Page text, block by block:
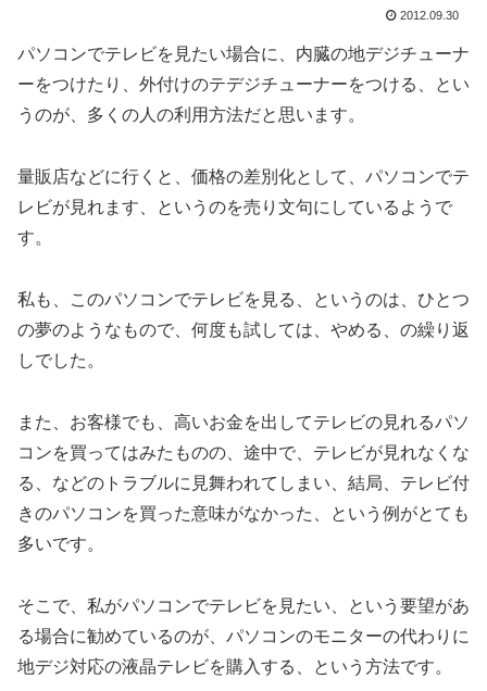
2012.09.30
パソコンでテレビを見たい場合に、内臓の地デジチューナ
ーをつけたり、外付けのテデジチューナーをつける、とい
うのが、多くの人の利用方法だと思います。
量販店などに行くと、価格の差別化として、パソコンでテ
レビが見れます、というのを売り文句にしているようで
す。
私も、このパソコンでテレビを見る、というのは、ひとつ
の夢のようなもので、何度も試しては、やめる、の繰り返
しでした。
また、お客様でも、高いお金を出してテレビの見れるパソ
コンを買ってはみたものの、途中で、テレビが見れなくな
る、などのトラブルに見舞われてしまい、結局、テレビ付
きのパソコンを買った意味がなかった、という例がとても
多いです。
そこで、私がパソコンでテレビを見たい、という要望があ
る場合に勧めているのが、パソコンのモニターの代わりに
地デジ対応の液晶テレビを購入する、という方法です。